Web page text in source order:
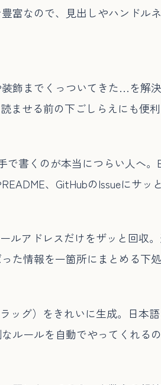
富なので、見出しやハンド
飾までくっついてきた…を解
ませる前の下ごしらえにも便利
で書くのが本当につらい人へ
、GitHubのIssueにサッ
ルアドレスだけをザッと回収
た情報を一箇所にまとめる下処
ッグ）をきれいに生成。日本
ルールを自動でやってくれる